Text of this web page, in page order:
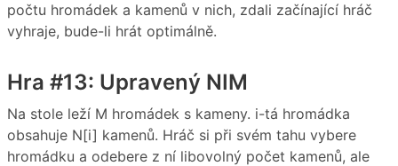
počtu hromádek a kamenů v nich, zdali začínající hráč
vyhraje, bude-li hrát optimálně.
Hra #13: Upravený NIM
Na stole leží M hromádek s kameny. i-tá hromádka
obsahuje N[i] kamenů. Hráč si při svém tahu vybere
hromádku a odebere z ní libovolný počet kamenů, ale